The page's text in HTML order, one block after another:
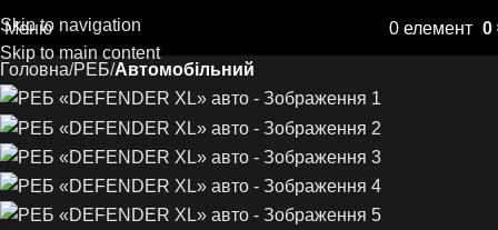
Skip to navigation
Skip to main content
Меню 0 елемент 0
Головна РЕБ Автомобільний